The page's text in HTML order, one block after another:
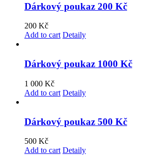
Dárkový poukaz 200 Kč
200 Kč
Add to cart Detaily
Dárkový poukaz 1000 Kč
1 000 Kč
Add to cart Detaily
Dárkový poukaz 500 Kč
500 Kč
Add to cart Detaily